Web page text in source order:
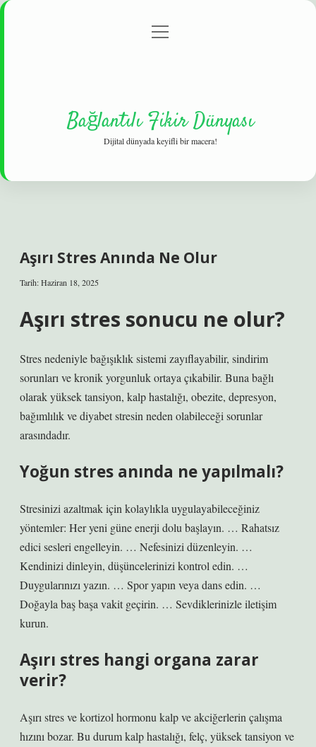
Gizlilik Politikası
menüyü
Bağlantılı Fikir Dünyası
Dijital dünyada keyifli bir macera!
Aşırı Stres Anında Ne Olur
Tarih: Haziran 18, 2025
Aşırı stres sonucu ne olur?
Stres nedeniyle bağışıklık sistemi zayıflayabilir, sindirim
sorunları ve kronik yorgunluk ortaya çıkabilir. Buna bağlı
olarak yüksek tansiyon, kalp hastalığı, obezite, depresyon,
bağımlılık ve diyabet stresin neden olabileceği sorunlar
arasındadır.
Yoğun stres anında ne yapılmalı?
Stresinizi azaltmak için kolaylıkla uygulayabileceğiniz
yöntemler: Her yeni güne enerji dolu başlayın. … Rahatsız
edici sesleri engelleyin. … Nefesinizi düzenleyin. …
Kendinizi dinleyin, düşüncelerinizi kontrol edin. …
Duygularınızı yazın. … Spor yapın veya dans edin. …
Doğayla baş başa vakit geçirin. … Sevdiklerinizle iletişim
kurun.
Aşırı stres hangi organa zarar
verir?
Aşırı stres ve kortizol hormonu kalp ve akciğerlerin çalışma
hızını bozar. Bu durum kalp hastalığı, felç, yüksek tansiyon ve